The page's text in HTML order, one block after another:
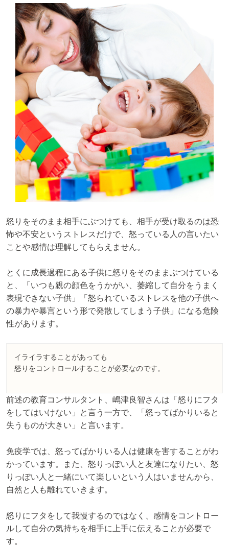
怒りをそのまま相手にぶつけても、相手が受け取るのは恐
怖や不安というストレスだけで、怒っている人の言いたい
ことや感情は理解してもらえません。
とくに成長過程にある子供に怒りをそのままぶつけている
と、「いつも親の顔色をうかがい、萎縮して自分をうまく
表現できない子供」「怒られているストレスを他の子供へ
の暴力や暴言という形で発散してしまう子供」になる危険
性があります。
イライラすることがあっても
怒りをコントロールすることが必要なのです。
前述の教育コンサルタント、嶋津良智さんは「怒りにフタ
をしてはいけない」と言う一方で、「怒ってばかりいると
失うものが大きい」と言います。
免疫学では、怒ってばかりいる人は健康を害することがわ
かっています。また、怒りっぽい人と友達になりたい、怒
りっぽい人と一緒にいて楽しいという人はいませんから、
自然と人も離れていきます。
怒りにフタをして我慢するのではなく、感情をコントロー
ルして自分の気持ちを相手に上手に伝えることが必要で
す。